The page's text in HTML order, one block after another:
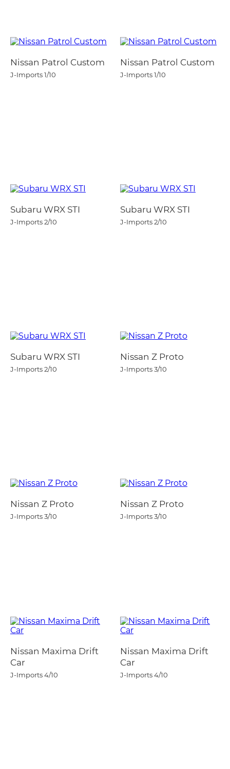
Nissan Patrol Custom
J-Imports1/10
Nissan Patrol Custom
J-Imports1/10
Subaru WRX STI
J-Imports2/10
Subaru WRX STI
J-Imports2/10
Subaru WRX STI
J-Imports2/10
Nissan Z Proto
J-Imports3/10
Nissan Z Proto
J-Imports3/10
Nissan Z Proto
J-Imports3/10
Nissan Maxima Drift
Car
J-Imports4/10
Nissan Maxima Drift
Car
J-Imports4/10